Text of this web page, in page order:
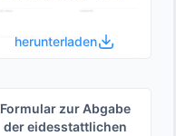
herunterladen
Formular zur Abgabe
der eides­stattlichen